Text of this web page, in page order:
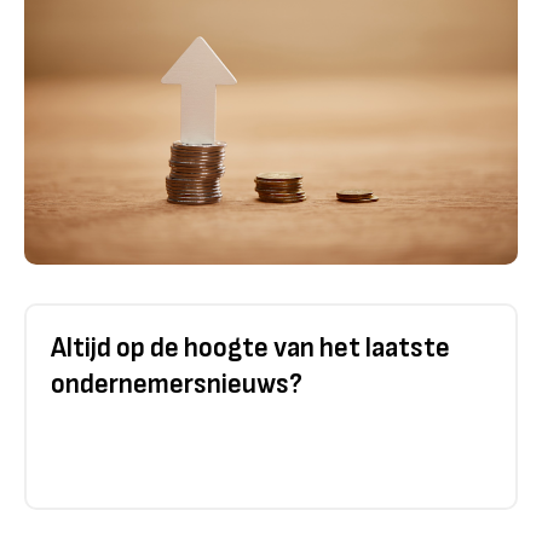
Altijd op de hoogte van het laatste
ondernemersnieuws?